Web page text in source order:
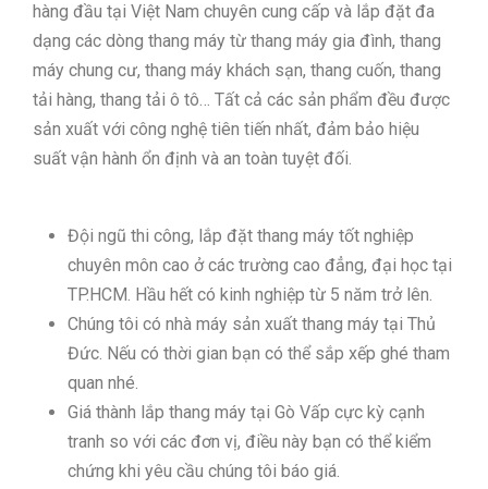
hàng đầu tại Việt Nam chuyên cung cấp và lắp đặt đa
dạng các dòng thang máy từ thang máy gia đình, thang
máy chung cư, thang máy khách sạn, thang cuốn, thang
tải hàng, thang tải ô tô… Tất cả các sản phẩm đều được
sản xuất với công nghệ tiên tiến nhất, đảm bảo hiệu
suất vận hành ổn định và an toàn tuyệt đối.
Đội ngũ thi công, lắp đặt thang máy tốt nghiệp
chuyên môn cao ở các trường cao đẳng, đại học tại
TP.HCM. Hầu hết có kinh nghiệp từ 5 năm trở lên.
Chúng tôi có nhà máy sản xuất thang máy tại Thủ
Đức. Nếu có thời gian bạn có thể sắp xếp ghé tham
quan nhé.
Giá thành lắp thang máy tại Gò Vấp cực kỳ cạnh
tranh so với các đơn vị, điều này bạn có thể kiểm
chứng khi yêu cầu chúng tôi báo giá.